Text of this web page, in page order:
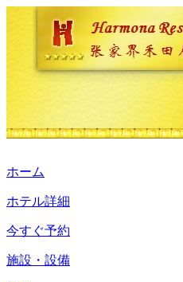
ホーム
ホテル詳細
今すぐ予約
施設・設備